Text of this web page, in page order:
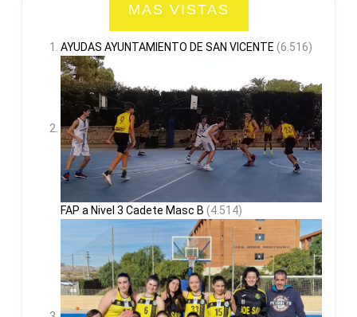
MAS VISTAS
AYUDAS AYUNTAMIENTO DE SAN VICENTE (6.516)
FAP a Nivel 3 Cadete Masc B (4.514)